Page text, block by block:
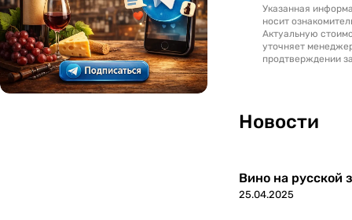
Македония 0
Марокко 0
Молдавия 0
Указанная
носит
Актуальную
уточняет
продтверждении
Новости
Вино на русской
25.04.2025